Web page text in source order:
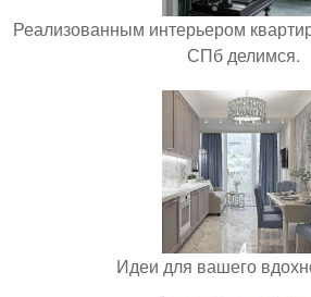
Реализованным интерьером
СПб делимся.
Идеи для вашего